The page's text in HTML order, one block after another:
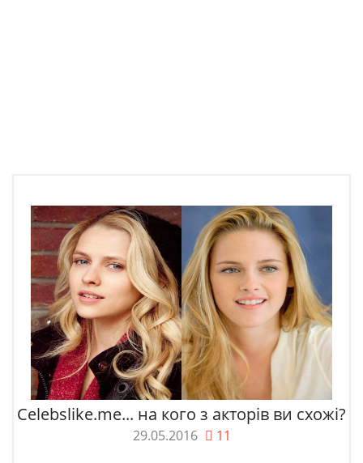
Celebslike.me... на кого з акторів ви схожі?
29.05.2016 11